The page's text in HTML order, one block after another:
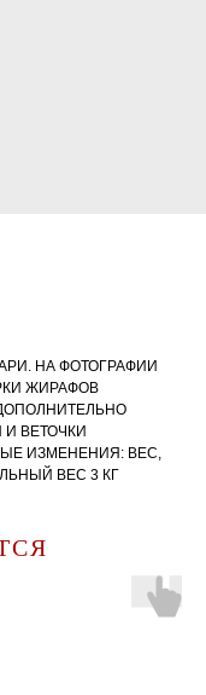
НА ФОТОГРАФИИ
ЖИРАФОВ
ВЕТОЧКИ
ИЗМЕНЕНИЯ: ВЕС,
ВЕС 3 КГ